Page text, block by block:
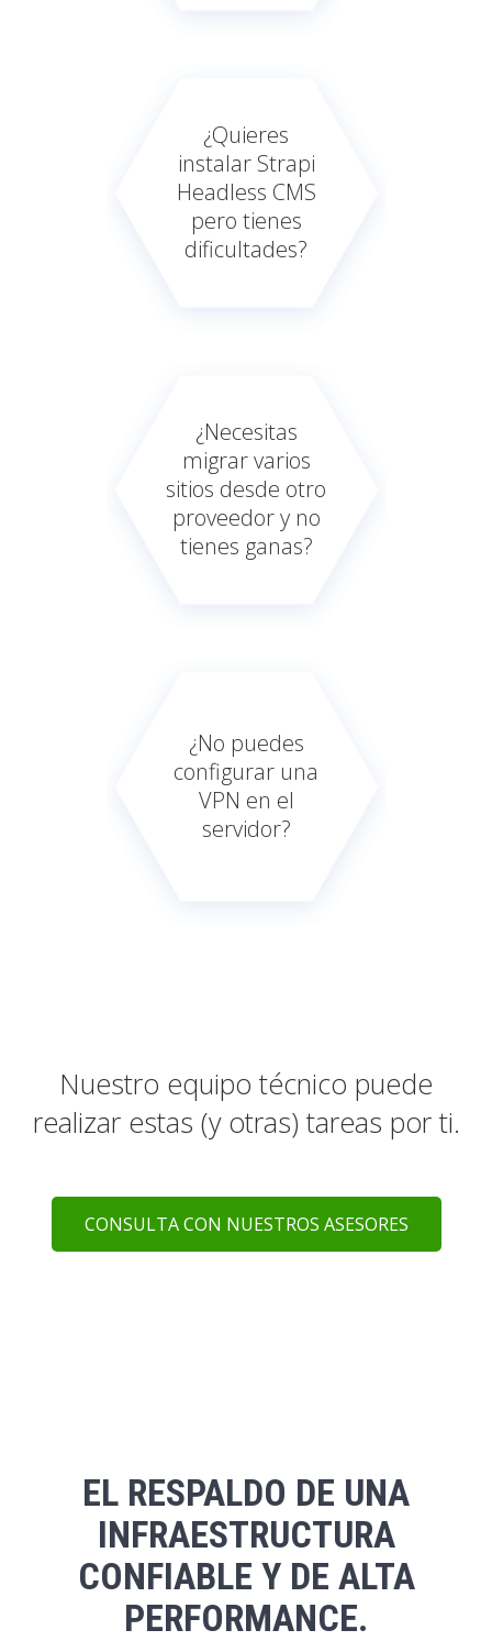
¿Quieres
instalar Strapi
Headless CMS
pero tienes
dificultades?
¿Necesitas
migrar varios
sitios desde otro
proveedor y no
tienes ganas?
¿No puedes
configurar una
VPN en el
servidor?
Nuestro equipo técnico puede
realizar estas (y otras) tareas por ti.
CONSULTA CON NUESTROS ASESORES
EL RESPALDO DE UNA
INFRAESTRUCTURA
CONFIABLE Y DE ALTA
PERFORMANCE.